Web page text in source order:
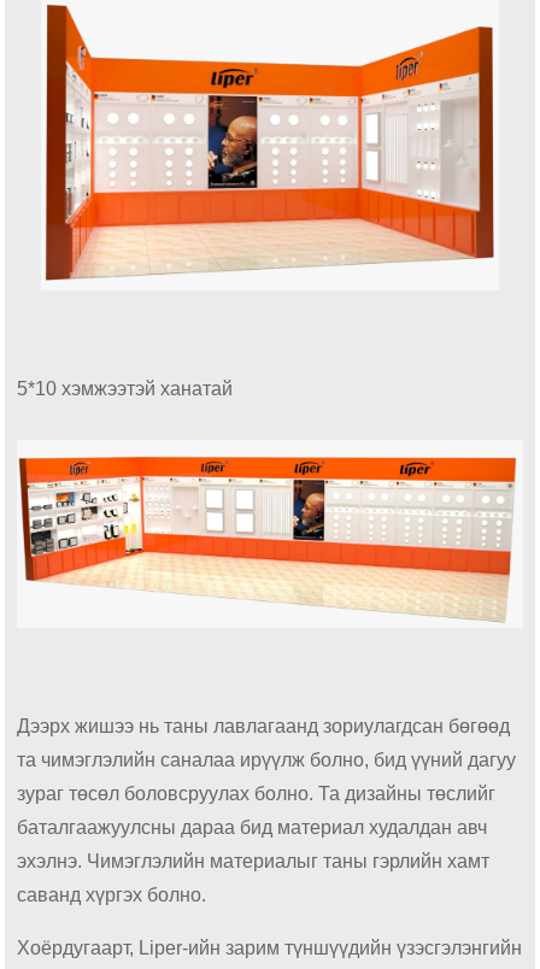
5*10 хэмжээтэй ханатай
Дээрх жишээ нь таны лавлагаанд зориулагдсан бөгөөд
та чимэглэлийн саналаа ирүүлж болно, бид үүний дагуу
зураг төсөл боловсруулах болно. Та дизайны төслийг
баталгаажуулсны дараа бид материал худалдан авч
эхэлнэ. Чимэглэлийн материалыг таны гэрлийн хамт
саванд хүргэх болно.
Хоёрдугаарт, Liper-ийн зарим түншүүдийн үзэсгэлэнгийн